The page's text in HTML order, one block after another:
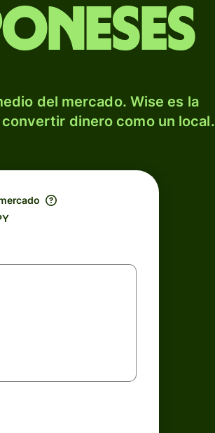
del mercado. Wise es la
dinero como un local.